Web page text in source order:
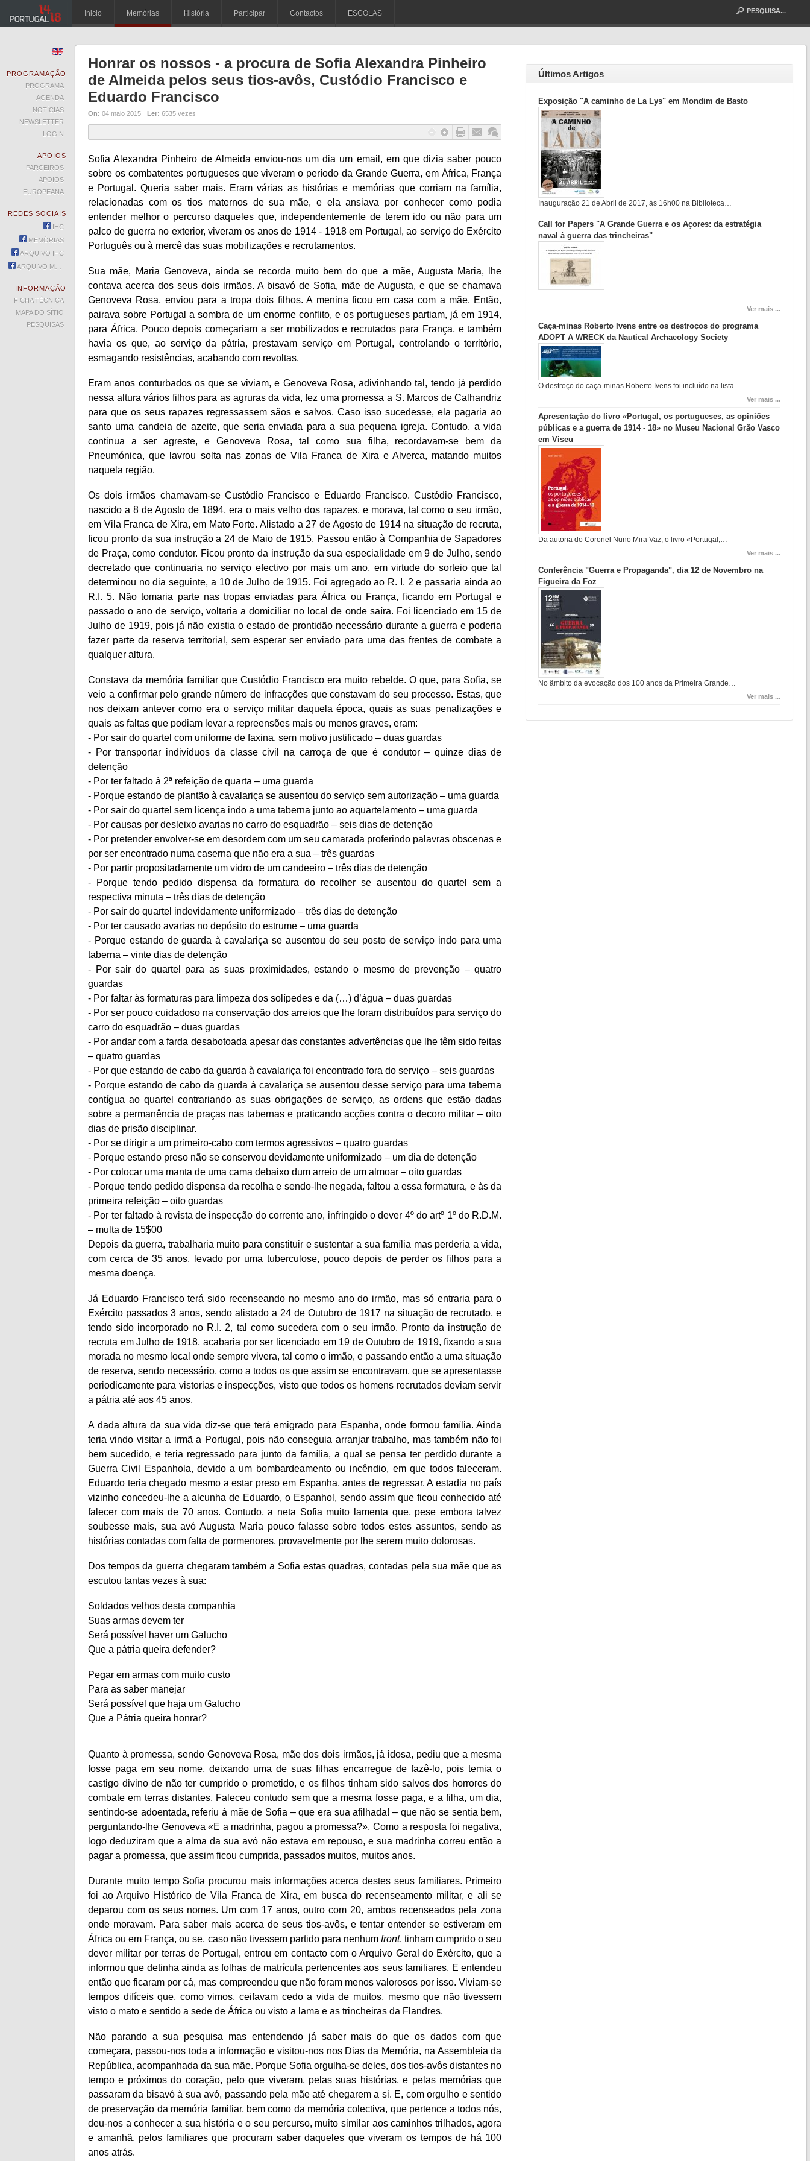
Inicio Memórias História Participar Contactos ESCOLAS
Honrar os nossos - a procura de Sofia Alexandra Pinheiro
de Almeida pelos seus tios-avôs, Custódio Francisco e
Eduardo Francisco
On: 04 maio 2015 Ler: 6535 vezes
Sofia Alexandra Pinheiro de Almeida enviou-nos um dia um email, em que dizia saber pouco
sobre os combatentes portugueses que viveram o período da Grande Guerra, em África, França
e Portugal. Queria saber mais. Eram várias as histórias e memórias que corriam na família,
relacionadas com os tios maternos de sua mãe, e ela ansiava por conhecer como podia
entender melhor o percurso daqueles que, independentemente de terem ido ou não para um
palco de guerra no exterior, viveram os anos de 1914 - 1918 em Portugal, ao serviço do Exército
Português ou à mercê das suas mobilizações e recrutamentos.
Sua mãe, Maria Genoveva, ainda se recorda muito bem do que a mãe, Augusta Maria, lhe
contava acerca dos seus dois irmãos. A bisavó de Sofia, mãe de Augusta, e que se chamava
Genoveva Rosa, enviou para a tropa dois filhos. A menina ficou em casa com a mãe. Então,
pairava sobre Portugal a sombra de um enorme conflito, e os portugueses partiam, já em 1914,
para África. Pouco depois começariam a ser mobilizados e recrutados para França, e também
havia os que, ao serviço da pátria, prestavam serviço em Portugal, controlando o território,
esmagando resistências, acabando com revoltas.
Eram anos conturbados os que se viviam, e Genoveva Rosa, adivinhando tal, tendo já perdido
nessa altura vários filhos para as agruras da vida, fez uma promessa a S. Marcos de Calhandriz
para que os seus rapazes regressassem sãos e salvos. Caso isso sucedesse, ela pagaria ao
santo uma candeia de azeite, que seria enviada para a sua pequena igreja. Contudo, a vida
continua a ser agreste, e Genoveva Rosa, tal como sua filha, recordavam-se bem da
Pneumónica, que lavrou solta nas zonas de Vila Franca de Xira e Alverca, matando muitos
naquela região.
Os dois irmãos chamavam-se Custódio Francisco e Eduardo Francisco. Custódio Francisco,
nascido a 8 de Agosto de 1894, era o mais velho dos rapazes, e morava, tal como o seu irmão,
em Vila Franca de Xira, em Mato Forte. Alistado a 27 de Agosto de 1914 na situação de recruta,
ficou pronto da sua instrução a 24 de Maio de 1915. Passou então à Companhia de Sapadores
de Praça, como condutor. Ficou pronto da instrução da sua especialidade em 9 de Julho, sendo
decretado que continuaria no serviço efectivo por mais um ano, em virtude do sorteio que tal
determinou no dia seguinte, a 10 de Julho de 1915. Foi agregado ao R. I. 2 e passaria ainda ao
R.I. 5. Não tomaria parte nas tropas enviadas para África ou França, ficando em Portugal e
passado o ano de serviço, voltaria a domiciliar no local de onde saíra. Foi licenciado em 15 de
Julho de 1919, pois já não existia o estado de prontidão necessário durante a guerra e poderia
fazer parte da reserva territorial, sem esperar ser enviado para uma das frentes de combate a
qualquer altura.
Constava da memória familiar que Custódio Francisco era muito rebelde. O que, para Sofia, se
veio a confirmar pelo grande número de infracções que constavam do seu processo. Estas, que
nos deixam antever como era o serviço militar daquela época, quais as suas penalizações e
quais as faltas que podiam levar a repreensões mais ou menos graves, eram:
- Por sair do quartel com uniforme de faxina, sem motivo justificado – duas guardas
- Por transportar indivíduos da classe civil na carroça de que é condutor – quinze dias de
detenção
- Por ter faltado à 2ª refeição de quarta – uma guarda
- Porque estando de plantão à cavalariça se ausentou do serviço sem autorização – uma guarda
- Por sair do quartel sem licença indo a uma taberna junto ao aquartelamento – uma guarda
- Por causas por desleixo avarias no carro do esquadrão – seis dias de detenção
- Por pretender envolver-se em desordem com um seu camarada proferindo palavras obscenas e
por ser encontrado numa caserna que não era a sua – três guardas
- Por partir propositadamente um vidro de um candeeiro – três dias de detenção
- Porque tendo pedido dispensa da formatura do recolher se ausentou do quartel sem a
respectiva minuta – três dias de detenção
- Por sair do quartel indevidamente uniformizado – três dias de detenção
- Por ter causado avarias no depósito do estrume – uma guarda
- Porque estando de guarda à cavalariça se ausentou do seu posto de serviço indo para uma
taberna – vinte dias de detenção
- Por sair do quartel para as suas proximidades, estando o mesmo de prevenção – quatro
guardas
- Por faltar às formaturas para limpeza dos solípedes e da (…) d’água – duas guardas
- Por ser pouco cuidadoso na conservação dos arreios que lhe foram distribuídos para serviço do
carro do esquadrão – duas guardas
- Por andar com a farda desabotoada apesar das constantes advertências que lhe têm sido feitas
– quatro guardas
- Por que estando de cabo da guarda à cavalariça foi encontrado fora do serviço – seis guardas
- Porque estando de cabo da guarda à cavalariça se ausentou desse serviço para uma taberna
contígua ao quartel contrariando as suas obrigações de serviço, as ordens que estão dadas
sobre a permanência de praças nas tabernas e praticando acções contra o decoro militar – oito
dias de prisão disciplinar.
- Por se dirigir a um primeiro-cabo com termos agressivos – quatro guardas
- Porque estando preso não se conservou devidamente uniformizado – um dia de detenção
- Por colocar uma manta de uma cama debaixo dum arreio de um almoar – oito guardas
- Porque tendo pedido dispensa da recolha e sendo-lhe negada, faltou a essa formatura, e às da
primeira refeição – oito guardas
- Por ter faltado à revista de inspecção do corrente ano, infringido o dever 4º do artº 1º do R.D.M.
– multa de 15$00
Depois da guerra, trabalharia muito para constituir e sustentar a sua família mas perderia a vida,
com cerca de 35 anos, levado por uma tuberculose, pouco depois de perder os filhos para a
mesma doença.
Já Eduardo Francisco terá sido recenseando no mesmo ano do irmão, mas só entraria para o
Exército passados 3 anos, sendo alistado a 24 de Outubro de 1917 na situação de recrutado, e
tendo sido incorporado no R.I. 2, tal como sucedera com o seu irmão. Pronto da instrução de
recruta em Julho de 1918, acabaria por ser licenciado em 19 de Outubro de 1919, fixando a sua
morada no mesmo local onde sempre vivera, tal como o irmão, e passando então a uma situação
de reserva, sendo necessário, como a todos os que assim se encontravam, que se apresentasse
periodicamente para vistorias e inspecções, visto que todos os homens recrutados deviam servir
a pátria até aos 45 anos.
A dada altura da sua vida diz-se que terá emigrado para Espanha, onde formou família. Ainda
teria vindo visitar a irmã a Portugal, pois não conseguia arranjar trabalho, mas também não foi
bem sucedido, e teria regressado para junto da família, a qual se pensa ter perdido durante a
Guerra Civil Espanhola, devido a um bombardeamento ou incêndio, em que todos faleceram.
Eduardo teria chegado mesmo a estar preso em Espanha, antes de regressar. A estadia no país
vizinho concedeu-lhe a alcunha de Eduardo, o Espanhol, sendo assim que ficou conhecido até
falecer com mais de 70 anos. Contudo, a neta Sofia muito lamenta que, pese embora talvez
soubesse mais, sua avó Augusta Maria pouco falasse sobre todos estes assuntos, sendo as
histórias contadas com falta de pormenores, provavelmente por lhe serem muito dolorosas.
Dos tempos da guerra chegaram também a Sofia estas quadras, contadas pela sua mãe que as
escutou tantas vezes à sua:
Soldados velhos desta companhia
Suas armas devem ter
Será possível haver um Galucho
Que a pátria queira defender?
Pegar em armas com muito custo
Para as saber manejar
Será possível que haja um Galucho
Que a Pátria queira honrar?
Quanto à promessa, sendo Genoveva Rosa, mãe dos dois irmãos, já idosa, pediu que a mesma
fosse paga em seu nome, deixando uma de suas filhas encarregue de fazê-lo, pois temia o
castigo divino de não ter cumprido o prometido, e os filhos tinham sido salvos dos horrores do
combate em terras distantes. Faleceu contudo sem que a mesma fosse paga, e a filha, um dia,
sentindo-se adoentada, referiu à mãe de Sofia – que era sua afilhada! – que não se sentia bem,
perguntando-lhe Genoveva «E a madrinha, pagou a promessa?». Como a resposta foi negativa,
logo deduziram que a alma da sua avó não estava em repouso, e sua madrinha correu então a
pagar a promessa, que assim ficou cumprida, passados muitos, muitos anos.
Durante muito tempo Sofia procurou mais informações acerca destes seus familiares. Primeiro
foi ao Arquivo Histórico de Vila Franca de Xira, em busca do recenseamento militar, e ali se
deparou com os seus nomes. Um com 17 anos, outro com 20, ambos recenseados pela zona
onde moravam. Para saber mais acerca de seus tios-avôs, e tentar entender se estiveram em
África ou em França, ou se, caso não tivessem partido para nenhumfront, tinham cumprido o seu
dever militar por terras de Portugal, entrou em contacto com o Arquivo Geral do Exército, que a
informou que detinha ainda as folhas de matrícula pertencentes aos seus familiares. E entendeu
então que ficaram por cá, mas compreendeu que não foram menos valorosos por isso. Viviam-se
tempos difíceis que, como vimos, ceifavam cedo a vida de muitos, mesmo que não tivessem
visto o mato e sentido a sede de África ou visto a lama e as trincheiras da Flandres.
Não parando a sua pesquisa mas entendendo já saber mais do que os dados com que
começara, passou-nos toda a informação e visitou-nos nos Dias da Memória, na Assembleia da
República, acompanhada da sua mãe. Porque Sofia orgulha-se deles, dos tios-avôs distantes no
tempo e próximos do coração, pelo que viveram, pelas suas histórias, e pelas memórias que
passaram da bisavó à sua avó, passando pela mãe até chegarem a si. E, com orgulho e sentido
de preservação da memória familiar, bem como da memória colectiva, que pertence a todos nós,
deu-nos a conhecer a sua história e o seu percurso, muito similar aos caminhos trilhados, agora
e amanhã, pelos familiares que procuram saber daqueles que viveram os tempos de há 100
anos atrás.
Últimos Artigos
Exposição "A caminho de La Lys" em Mondim de Basto
Inauguração 21 de Abril de 2017, às 16h00 na Biblioteca…
Call for Papers "A Grande Guerra e os Açores: da estratégia
naval à guerra das trincheiras"
Ver mais ...
Caça-minas Roberto Ivens entre os destroços do programa
ADOPT A WRECK da Nautical Archaeology Society
O destroço do caça-minas Roberto Ivens foi incluído na lista…
Ver mais ...
Apresentação do livro «Portugal, os portugueses, as opiniões
públicas e a guerra de 1914 - 18» no Museu Nacional Grão Vasco
em Viseu
Da autoria do Coronel Nuno Mira Vaz, o livro «Portugal,…
Ver mais ...
Conferência "Guerra e Propaganda", dia 12 de Novembro na
Figueira da Foz
No âmbito da evocação dos 100 anos da Primeira Grande…
Ver mais ...
PROGRAMAÇÃO
PROGRAMA
AGENDA
NOTÍCIAS
NEWSLETTER
LOGIN
APOIOS
PARCEIROS
APOIOS
EUROPEANA
REDES SOCIAIS
IHC
MEMÓRIAS
ARQUIVO IHC
ARQUIVO MEMÓRIAS
INFORMAÇÃO
FICHA TÉCNICA
MAPA DO SÍTIO
PESQUISAS